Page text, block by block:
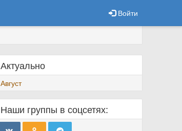
Войти
Актуально
Август
Наши группы в соцсетях: